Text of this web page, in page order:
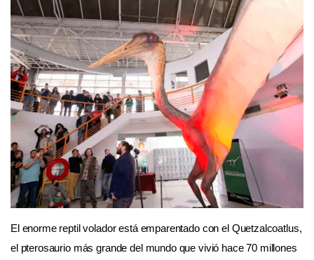
El enorme reptil volador está emparentado con el Quetzalcoatlus,
el pterosaurio más grande del mundo que vivió hace 70 millones